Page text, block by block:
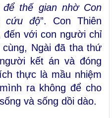
thế gian nhờ Con
cứu độ”. Con Thiên
đến với con người chỉ
Ngài đã tha thứ
kết án và đóng
thực là mầu nhiệm
ra không để cho
và sống dồi dào.